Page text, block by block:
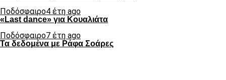
Ποδόσφαιρο4 έτη ago
«Last dance» για Κουαλιάτα
Ποδόσφαιρο7 έτη ago
Τα δεδομένα με Ράφα Σοάρες